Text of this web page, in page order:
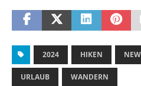
2024 HIKEN
URLAUB WANDERN